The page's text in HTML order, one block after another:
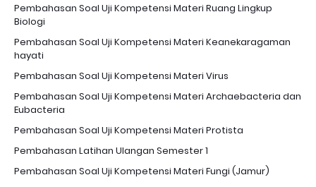
Pembahasan Soal Uji Kompetensi Materi Ruang Lingkup
Biologi
Pembahasan Soal Uji Kompetensi Materi Keanekaragaman
hayati
Pembahasan Soal Uji Kompetensi Materi Virus
Pembahasan Soal Uji Kompetensi Materi Archaebacteria dan
Eubacteria
Pembahasan Soal Uji Kompetensi Materi Protista
Pembahasan Latihan Ulangan Semester 1
Pembahasan Soal Uji Kompetensi Materi Fungi (Jamur)